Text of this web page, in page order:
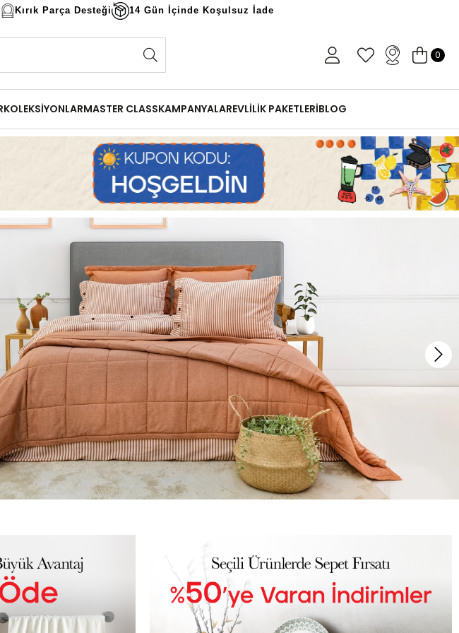
Kırık Parça Desteği 14 Gün İçinde Koşulsuz İade
0
KOLEKSİYONLARMASTER CLASSKAMPANYALAREVLİLİK PAKETLERİBLOG